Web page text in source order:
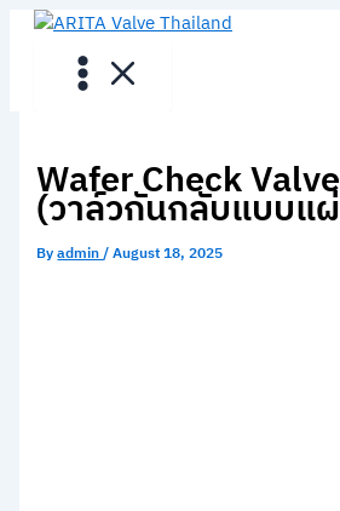
Skip
Wafer Check
(วาล์วกันกลับแบบแ
Byadmin/August 18, 2025